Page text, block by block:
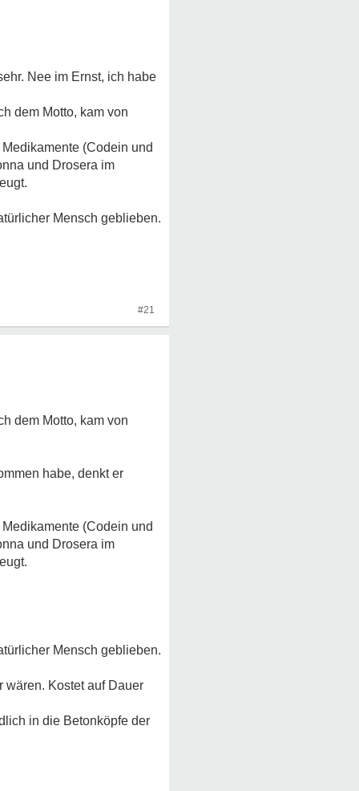
Nee im Ernst, ich habe
dem Motto, kam von
(Codein und
und Drosera im
Mensch geblieben.
#21
dem Motto, kam von
habe, denkt er
(Codein und
und Drosera im
Mensch geblieben.
wären. Kostet auf Dauer
in die Betonköpfe der